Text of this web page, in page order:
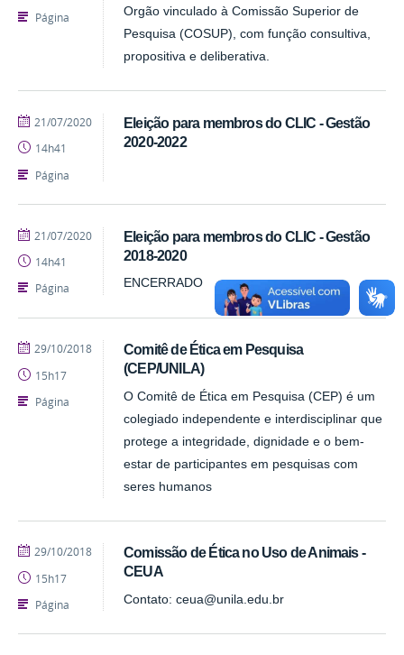
Orgão vinculado à Comissão Superior de
Pesquisa (COSUP), com função consultiva,
propositiva e deliberativa.
Página
Eleição para membros do CLIC - Gestão
2020-2022
publicado
21/07/2020
14h41
Página
Eleição para membros do CLIC - Gestão
2018-2020
ENCERRADO
publicado
21/07/2020
14h41
Página
Comitê de Ética em Pesquisa
(CEP/UNILA)
O Comitê de Ética em Pesquisa (CEP) é um
colegiado independente e interdisciplinar que
protege a integridade, dignidade e o bem-
estar de participantes em pesquisas com
seres humanos
publicado
29/10/2018
15h17
Página
Comissão de Ética no Uso de Animais -
CEUA
Contato: ceua@unila.edu.br
publicado
29/10/2018
15h17
Página